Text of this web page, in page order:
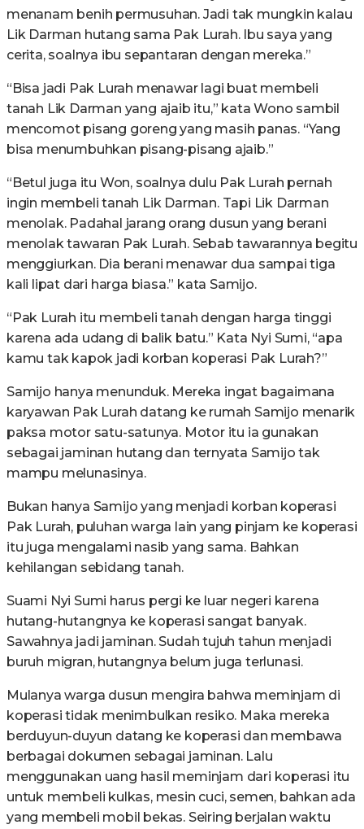
menanam benih permusuhan. Jadi tak mungkin kalau
Lik Darman hutang sama Pak Lurah. Ibu saya yang
cerita, soalnya ibu sepantaran dengan mereka.”
“Bisa jadi Pak Lurah menawar lagi buat membeli
tanah Lik Darman yang ajaib itu,” kata Wono sambil
mencomot pisang goreng yang masih panas. “Yang
bisa menumbuhkan pisang-pisang ajaib.”
“Betul juga itu Won, soalnya dulu Pak Lurah pernah
ingin membeli tanah Lik Darman. Tapi Lik Darman
menolak. Padahal jarang orang dusun yang berani
menolak tawaran Pak Lurah. Sebab tawarannya begitu
menggiurkan. Dia berani menawar dua sampai tiga
kali lipat dari harga biasa.” kata Samijo.
“Pak Lurah itu membeli tanah dengan harga tinggi
karena ada udang di balik batu.” Kata Nyi Sumi, “apa
kamu tak kapok jadi korban koperasi Pak Lurah?”
Samijo hanya menunduk. Mereka ingat bagaimana
karyawan Pak Lurah datang ke rumah Samijo menarik
paksa motor satu-satunya. Motor itu ia gunakan
sebagai jaminan hutang dan ternyata Samijo tak
mampu melunasinya.
Bukan hanya Samijo yang menjadi korban koperasi
Pak Lurah, puluhan warga lain yang pinjam ke koperasi
itu juga mengalami nasib yang sama. Bahkan
kehilangan sebidang tanah.
Suami Nyi Sumi harus pergi ke luar negeri karena
hutang-hutangnya ke koperasi sangat banyak.
Sawahnya jadi jaminan. Sudah tujuh tahun menjadi
buruh migran, hutangnya belum juga terlunasi.
Mulanya warga dusun mengira bahwa meminjam di
koperasi tidak menimbulkan resiko. Maka mereka
berduyun-duyun datang ke koperasi dan membawa
berbagai dokumen sebagai jaminan. Lalu
menggunakan uang hasil meminjam dari koperasi itu
untuk membeli kulkas, mesin cuci, semen, bahkan ada
yang membeli mobil bekas. Seiring berjalan waktu